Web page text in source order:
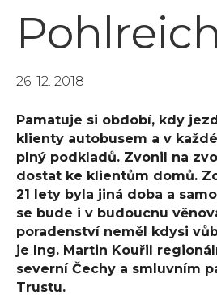
Pohlreich
26. 12. 2018
Pamatuje si období, kdy
klienty autobusem a v
plný podkladů. Zvonil na
dostat ke klientům domů.
21 lety byla jiná doba a
se bude i v budoucnu
poradenství neměl kdysi
je Ing. Martin Kouřil
severní Čechy a smluvním
Trustu.